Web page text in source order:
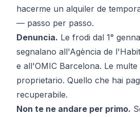
hacerme un alquiler de
— passo per passo.
Denuncia. Le frodi dal 1°
segnalano all'Agència de
e all'OMIC Barcelona. Le
proprietario. Quello che hai
recuperabile.
Non te ne andare per primo.